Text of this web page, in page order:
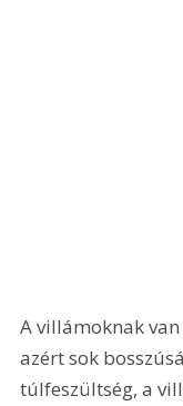
A villámoknak van
azért sok
túlfeszültség, a